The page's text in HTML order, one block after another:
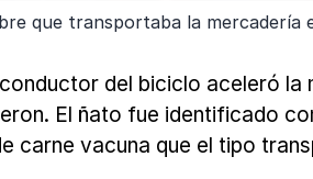
que transportaba la mercadería
del biciclo aceleró
El ñato fue identificado
carne vacuna que el tipo